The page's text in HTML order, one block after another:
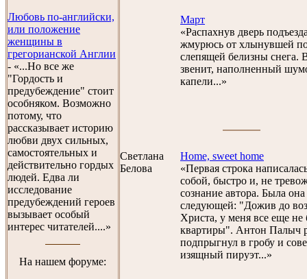
Любовь по-английски,
или положение
женщины в
грегорианской Англии
- «...Но все же
"Гордость и
предубеждение" стоит
особняком. Возможно
потому, что
рассказывает историю
любви двух сильных,
самостоятельных и
действительно гордых
людей. Едва ли
исследование
предубеждений героев
вызывает особый
интерес читателей....»
На нашем форуме:
Март
«Распахнув дверь
жмурюсь от хлынувшей
слепящей белизны снега.
звенит, наполненный
капели...»
Светланa
Беловa
Home, sweet home
«Первая строка
собой, быстро и, не
сознание автора. Была она
следующей: "Дожив до
Христа, у меня все еще не
квартиры". Антон Палыч
подпрыгнул в гробу и
изящный пируэт...»